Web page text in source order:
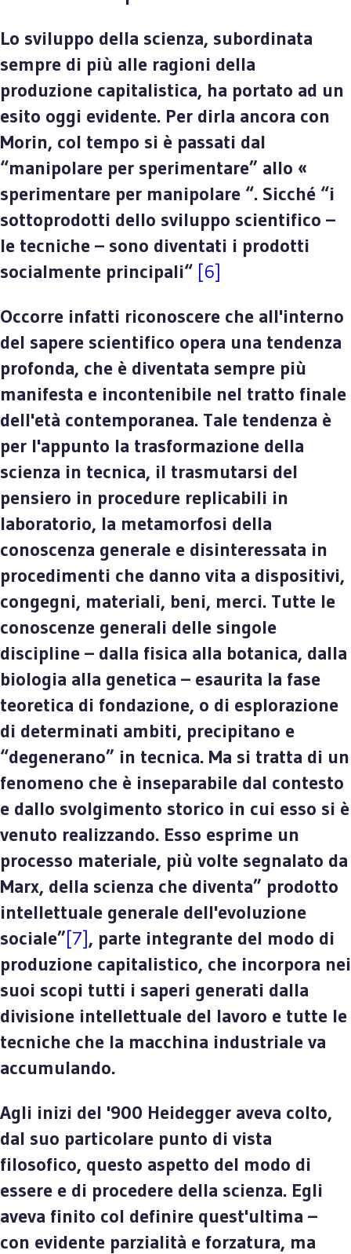
Lo sviluppo della scienza, subordinata
sempre di più alle ragioni della
produzione capitalistica, ha portato ad un
esito oggi evidente. Per dirla ancora con
Morin, col tempo si è passati dal
“manipolare per sperimentare” allo «
sperimentare per manipolare “. Sicché “i
sottoprodotti dello sviluppo scientifico –
le tecniche – sono diventati i prodotti
socialmente principali“ [6]
Occorre infatti riconoscere che all'interno
del sapere scientifico opera una tendenza
profonda, che è diventata sempre più
manifesta e incontenibile nel tratto finale
dell'età contemporanea. Tale tendenza è
per l'appunto la trasformazione della
scienza in tecnica, il trasmutarsi del
pensiero in procedure replicabili in
laboratorio, la metamorfosi della
conoscenza generale e disinteressata in
procedimenti che danno vita a dispositivi,
congegni, materiali, beni, merci. Tutte le
conoscenze generali delle singole
discipline – dalla fisica alla botanica, dalla
biologia alla genetica – esaurita la fase
teoretica di fondazione, o di esplorazione
di determinati ambiti, precipitano e
“degenerano” in tecnica. Ma si tratta di un
fenomeno che è inseparabile dal contesto
e dallo svolgimento storico in cui esso si è
venuto realizzando. Esso esprime un
processo materiale, più volte segnalato da
Marx, della scienza che diventa” prodotto
intellettuale generale dell'evoluzione
sociale”[7], parte integrante del modo di
produzione capitalistico, che incorpora nei
suoi scopi tutti i saperi generati dalla
divisione intellettuale del lavoro e tutte le
tecniche che la macchina industriale va
accumulando.
Agli inizi del '900 Heidegger aveva colto,
dal suo particolare punto di vista
filosofico, questo aspetto del modo di
essere e di procedere della scienza. Egli
aveva finito col definire quest'ultima –
con evidente parzialità e forzatura, ma